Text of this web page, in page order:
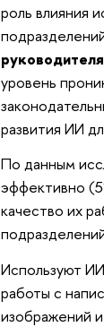
роль влияния
уровень
развития ИИ
По данным
эффективно
качество их
Используют
работы с
изображений